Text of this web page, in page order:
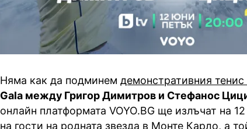
Няма как да подминем демонстративния тенис
Gala между Григор Димитров и Стефанос
онлайн платформата VOYO.BG ще излъчат на
на гости на родната звезда в Монте Карло, а